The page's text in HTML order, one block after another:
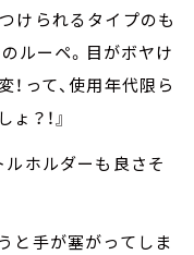
けられるタイプのも
ルーペ。目がボヤけ
って、使用年代限ら
？！』
ルホルダーも良さそ
と手が塞がってしま